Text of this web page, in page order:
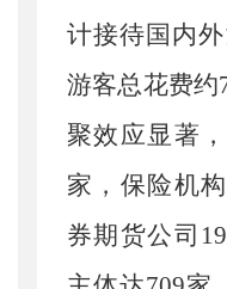
计接待国内
游客总花费约
聚效应显著
家，保险机
券期货公司